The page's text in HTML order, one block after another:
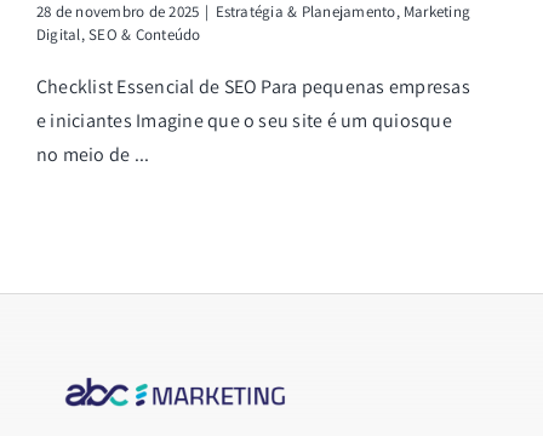
28 de novembro de 2025 | Estratégia & Planejamento, Marketing
Digital,SEO & Conteúdo
Checklist Essencial de SEO Para pequenas empresas
e iniciantes Imagine que o seu site é um quiosque
no meio de ...